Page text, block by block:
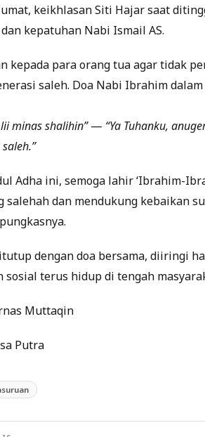
keikhlasan Siti Hajar saat
kepatuhan Nabi Ismail AS.
kepada para orang tua agar tidak
saleh. Doa Nabi Ibrahim
minas shalihin”— “Ya Tuhanku,
Adha ini, semoga lahir ‘Ibrahim-
salehah dan mendukung kebaikan
dengan doa bersama, diiringi
sosial terus hidup di tengah
Muttaqin
Putra